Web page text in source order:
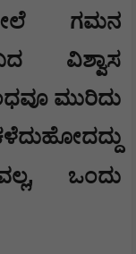
ಗಮನ
ವಿಶ್ವಾಸ
ಮುರಿದು
, ಒಂದು